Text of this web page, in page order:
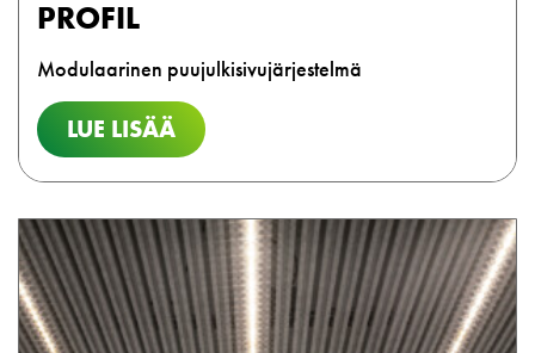
PROFIL
Modulaarinen puujulkisivujärjestelmä
LUE LISÄÄ